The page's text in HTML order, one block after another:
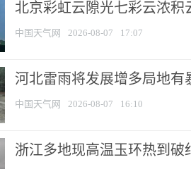
北京彩虹云隙光七彩云浓积
中国天气网 2026-08-07 17:07
河北雷雨将发展增多局地有
中国天气网 2026-08-07 16:10
浙江多地现高温玉环热到破